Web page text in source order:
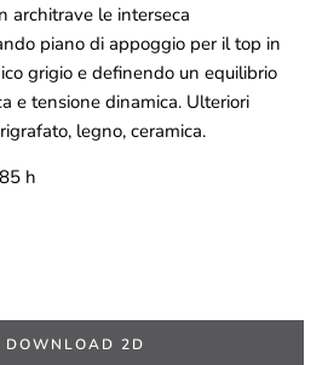
architrave le interseca
piano di appoggio per il top in
grigio e definendo un equilibrio
e tensione dinamica. Ulteriori
legno, ceramica.
h
DOWNLOAD 2D